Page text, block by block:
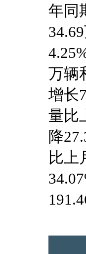
年同
万辆
增长
量比
降
比上